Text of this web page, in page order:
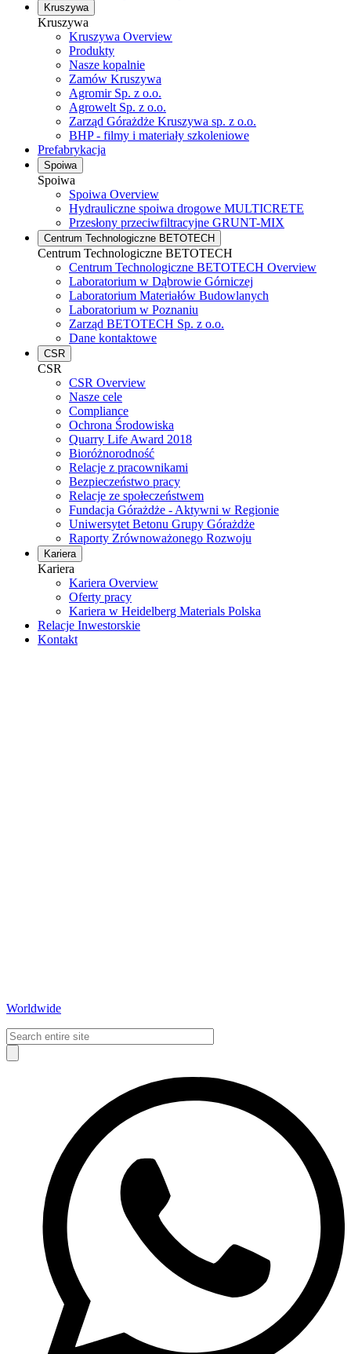
Kruszywa
Kruszywa
Kruszywa Overview
Produkty
Nasze kopalnie
Zamów Kruszywa
Agromir Sp. z o.o.
Agrowelt Sp. z o.o.
Zarząd Górażdże Kruszywa sp. z o.o.
BHP - filmy i materiały szkoleniowe
Prefabrykacja
Spoiwa
Spoiwa
Spoiwa Overview
Hydrauliczne spoiwa drogowe MULTICRETE
Przesłony przeciwfiltracyjne GRUNT-MIX
Centrum Technologiczne BETOTECH
Centrum Technologiczne BETOTECH
Centrum Technologiczne BETOTECH Overview
Laboratorium w Dąbrowie Górniczej
Laboratorium Materiałów Budowlanych
Laboratorium w Poznaniu
Zarząd BETOTECH Sp. z o.o.
Dane kontaktowe
CSR
CSR
CSR Overview
Nasze cele
Compliance
Ochrona Środowiska
Quarry Life Award 2018
Bioróżnorodność
Relacje z pracownikami
Bezpieczeństwo pracy
Relacje ze społeczeństwem
Fundacja Górażdże - Aktywni w Regionie
Uniwersytet Betonu Grupy Górażdże
Raporty Zrównoważonego Rozwoju
Kariera
Kariera
Kariera Overview
Oferty pracy
Kariera w Heidelberg Materials Polska
Relacje Inwestorskie
Kontakt
Worldwide